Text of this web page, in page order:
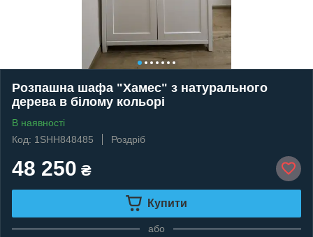
Розпашна шафа "Хамес" з натурального
дерева в білому кольорі
В наявності
Код: 1SHH848485
Роздріб
48 250 ₴
Купити
або